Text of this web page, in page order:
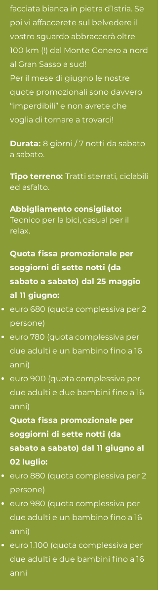
facciata bianca in pietra d’Istria. Se
poi vi affaccerete sul belvedere il
vostro sguardo abbraccerà oltre
100 km (!) dal Monte Conero a nord
al Gran Sasso a sud!
Per il mese di giugno le nostre
quote promozionali sono davvero
“imperdibili” e non avrete che
voglia di tornare a trovarci!
Durata: 8 giorni / 7 notti da sabato
a sabato.
Tipo terreno: Tratti sterrati, ciclabili
ed asfalto.
Abbigliamento consigliato:
Tecnico per la bici, casual per il
relax.
Quota fissa promozionale per
soggiorni di sette notti (da
sabato a sabato) dal 25 maggio
al 11 giugno:
euro 680 (quota complessiva per 2
persone)
euro 780 (quota complessiva per
due adulti e un bambino fino a 16
anni)
euro 900 (quota complessiva per
due adulti e due bambini fino a 16
anni)
Quota fissa promozionale per
soggiorni di sette notti (da
sabato a sabato) dal 11 giugno al
02 luglio:
euro 880 (quota complessiva per 2
persone)
euro 980 (quota complessiva per
due adulti e un bambino fino a 16
anni)
euro 1.100 (quota complessiva per
due adulti e due bambini fino a 16
anni